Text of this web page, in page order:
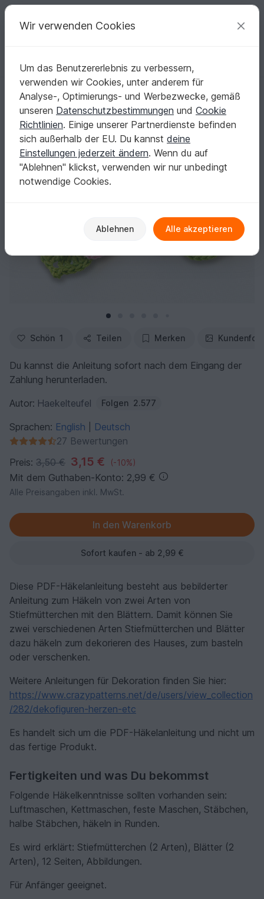
Deine kreativen Ideen
Deutsch | € (EUR) einloggen Kostenlos registrieren
Startseite Häkeln Diverses Schnell gehäkelt
Stiefmütterchen mit den Blättern, 2 Var., ca. 6 cm x 4 cm
Stiefmütterchen mit den Blättern, 2 Var., ca. 6
cm x 4 cm
Schön 1 Teilen Merken
Du kannst die Anleitung sofort nach dem Eingang der
Zahlung herunterladen.
Autor: Haekelteufel Folgen 2.577
Sprachen: English
Deutsch
27 Bewertungen
Preis: 3,50 € 3,15 € (-10%)
Mit dem Guthaben-Konto: 2,99 €
Alle Preisangaben inkl. MwSt.
Sofort kaufen - ab 2,99 €
Diese PDF-Häkelanleitung besteht aus bebilderter
Anleitung zum Häkeln von zwei Arten von
Stiefmütterchen mit den Blättern. Damit können Sie
zwei verschiedenen Arten Stiefmütterchen und Blätter
dazu häkeln zum dekorieren des Hauses, zum basteln
oder verschenken.
Weitere Anleitungen für Dekoration finden Sie hier:
https://www.crazypatterns.net/de/users/view_collection
/282/dekofiguren-herzen-etc
Es handelt sich um die PDF-Häkelanleitung und nicht um
das fertige Produkt.
Fertigkeiten und was Du bekommst
Folgende Häkelkenntnisse sollten vorhanden sein:
Luftmaschen, Kettmaschen, feste Maschen, Stäbchen,
halbe Stäbchen, häkeln in Runden.
Es wird erklärt: Stiefmütterchen (2 Arten), Blätter (2
Arten), 12 Seiten, Abbildungen.
Für Anfänger geeignet.
Wir verwenden Cookies
Um das Benutzererlebnis zu verbessern,
verwenden wir Cookies, unter anderem für
Analyse-, Optimierungs- und Werbezwecke, gemäß
unseren Datenschutzbestimmungen und Cookie
Richtlinien. Einige unserer Partnerdienste befinden
sich außerhalb der EU. Du kannst deine
Einstellungen jederzeit ändern. Wenn du auf
"Ablehnen" klickst, verwenden wir nur unbedingt
notwendige Cookies.
Ablehnen Alle akzeptieren